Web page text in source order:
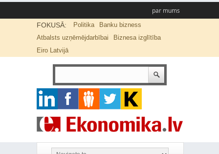
par mums
FOKUSĀ: Politika
Banku bizness
Atbalsts uzņēmējdarbībai
Biznesa izglītība
Eiro Latvijā